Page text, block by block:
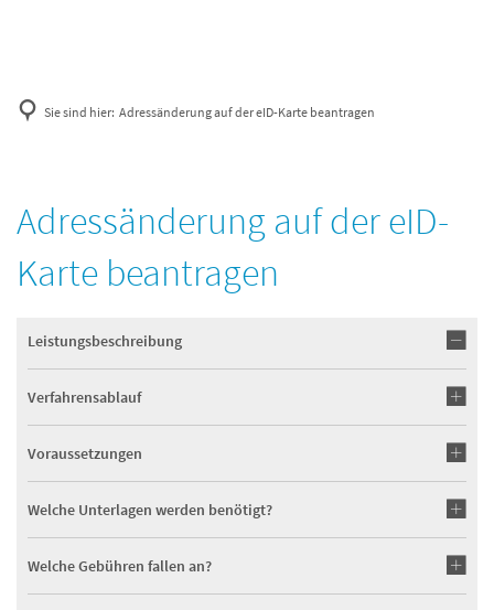
Sie sind hier: Adressänderung auf der eID-Karte beantragen
Adressänderung auf der eID-
Karte beantragen
Leistungsbeschreibung
Verfahrensablauf
Voraussetzungen
Welche Unterlagen werden benötigt?
Welche Gebühren fallen an?